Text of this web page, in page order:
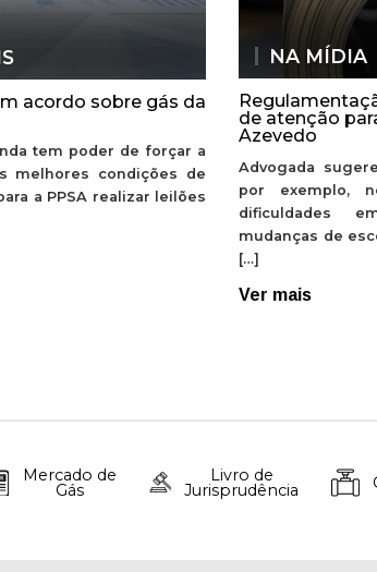
acordo sobre gás da
tem poder de forçar a
melhores condições de
a PPSA realizar leilões
NA MÍDIA
de atenção
Azevedo
Advogada
por exemplo,
dificuldades
mudanças de
[…]
Ver mais
Mercado de
Gás
Livro de
Jurisprudência